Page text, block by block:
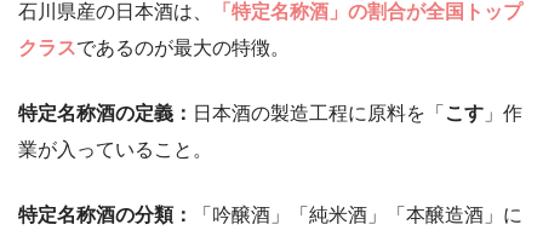
石川県産の日本酒は、
「特定名称酒」の割合が全国トップ
クラスであるのが最大の特徴。
特定名称酒の定義： 日本酒の製造工程に原料を「 こす 」作
業が入っていること。
特定名称酒の分類：
「吟醸酒」「純米酒」「本醸造酒」に